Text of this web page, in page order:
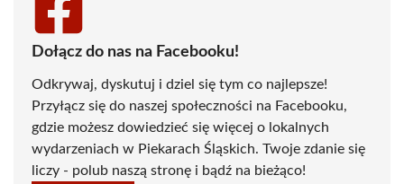
Dołącz do nas na Facebooku!
Odkrywaj, dyskutuj i dziel się tym co najlepsze!
Przyłącz się do naszej społeczności na Facebooku,
gdzie możesz dowiedzieć się więcej o lokalnych
wydarzeniach w Piekarach Śląskich. Twoje zdanie się
liczy - polub naszą stronę i bądź na bieżąco!